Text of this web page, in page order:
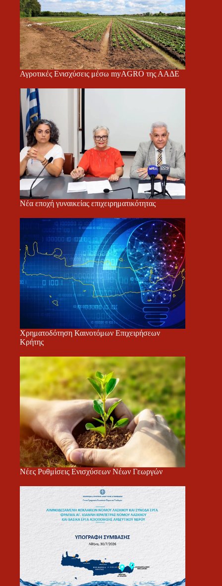
Αγροτικές Ενισχύσεις μέσω myAGRO της ΑΑΔΕ
Νέα εποχή γυναικείας επιχειρηματικότητας
Χρηματοδότηση Καινοτόμων Επιχειρήσεων
Κρήτης
Νέες Ρυθμίσεις Ενισχύσεων Νέων Γεωργών